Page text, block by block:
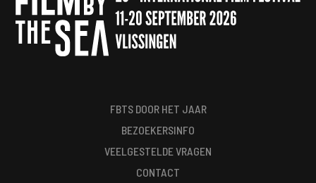
FBTS DOOR HET JAAR
BEZOEKERSINFO
VEELGESTELDE VRAGEN
CONTACT